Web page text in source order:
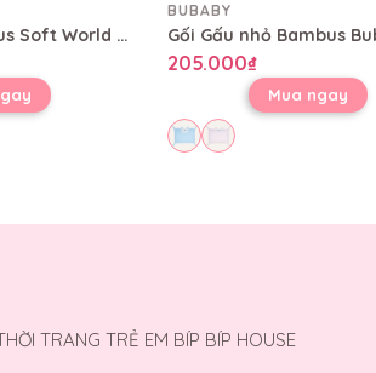
Chăn 2 lớp Bambus Soft World Bubaby 80x100 cm CBB08002L
BUBABY
205.000₫
Mua ngay
TRANG TRẺ EM BÍP BÍP HOUSE